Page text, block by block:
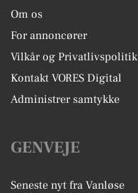
Om os
For annoncører
Vilkår og Privatlivspolitik
Kontakt VORES Digital
Administrer samtykke
GENVEJE
Seneste nyt fra Vanløse